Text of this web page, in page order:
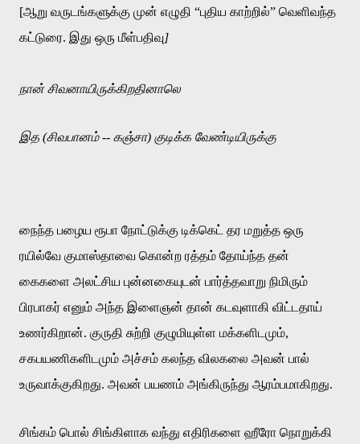
[ஆறு வருடங்களுக்கு முன் எழுதி “புதிய காற்றில்” வெளிவந்த
கட்டுரை. இது ஒரு மீள்பதிவு]
நான் சிவனாயிருக்கிறதினாலெ
இத (சிவபானம்-- கஞ்சா) குடிக்க வேண்டியிருக்கு
நைந்த பழைய ரூபா நோட்டுக்கு டிக்கெட் தர மறுத்த ஒரு
ரயில்வே குமாஸ்தாவை கொன்ற ரத்தம் தோய்ந்த தன்
கைகளை அலட்சிய புன்னகையுடன் பார்த்தவாறு நிமிரும்
பிரபாகர் எனும் அந்த இளைஞன் தான் கடவுளாகி விட்டதாய்
உணர்கிறான். குருதி சுற்றி குழுமியுள்ள மக்களிடமும்,
சகபயணிகளிடமும் அச்சம் கலந்த விலகலை அவன் பால்
உருவாக்குகிறது. அவன் பயணம் அங்கிருந்து ஆரம்பமாகிறது.
சிங்கம் பொல் சிங்கிளாக வந்து எதிரிகளை ஹீரோ நொறுக்கி